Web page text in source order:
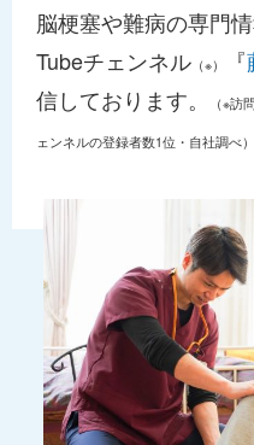
脳梗塞や難病の専門
Tubeチェンネル （※） 『
信しております。
（※訪
ェンネルの登録者数1位・自社調べ）